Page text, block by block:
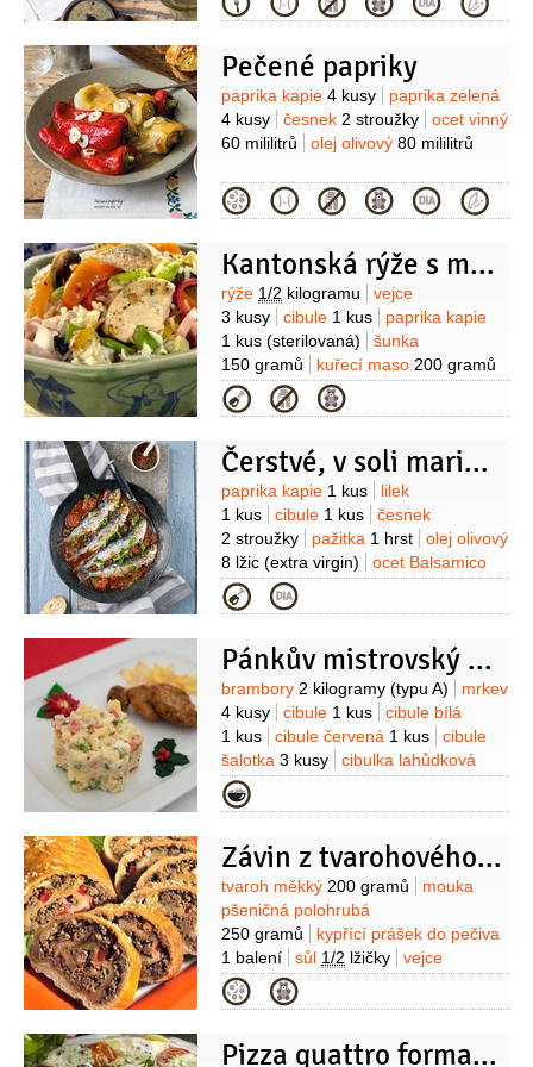
Pečené papriky
Suroviny
paprika kapie 4 kusy
paprika zelená
4 kusy
česnek 2 stroužky
ocet vinný
60 mililitrů
olej olivový 80 mililitrů
Kategorie
Kantonská rýže s masem
Suroviny
rýže 1/2 kilogramu
vejce
3 kusy
cibule 1 kus
paprika kapie
1 kus (sterilovaná)
šunka
150 gramů
kuřecí maso 200 gramů
(vařené)
houby
1 kus
sůl
Kategorie
Čerstvé, v soli marinované ančovičky s escalivadou, svěží rajčatovou salsou a opečeným toastem
Suroviny
paprika kapie 1 kus
lilek
1 kus
cibule 1 kus
česnek
2 stroužky
pažitka 1 hrst
olej olivový
8 lžic (extra virgin)
ocet Balsamico
2 lžíce
chléb toastový
1 kus
Kategorie
Pánkův mistrovský bramborový salát
Suroviny
brambory 2 kilogramy (typu A)
mrkev
4 kusy
cibule 1 kus
cibule bílá
1 kus
cibule červená 1 kus
cibule
šalotka 3 kusy
cibulka lahůdková
2 kusy
5 kusů
paprika kapie1 kus
Kategorie
Závin z tvarohového těsta plněný mletým masem
Suroviny
tvaroh měkký 200 gramů
mouka
pšeničná polohrubá
250 gramů
kypřící prášek do pečiva
1 balení
sůl 1/2 lžičky
vejce
1 gram
olej
Na náplň: mleté maso
žemle)
cibule2 kusy
slanina
Kategorie
Pizza quattro formaggi